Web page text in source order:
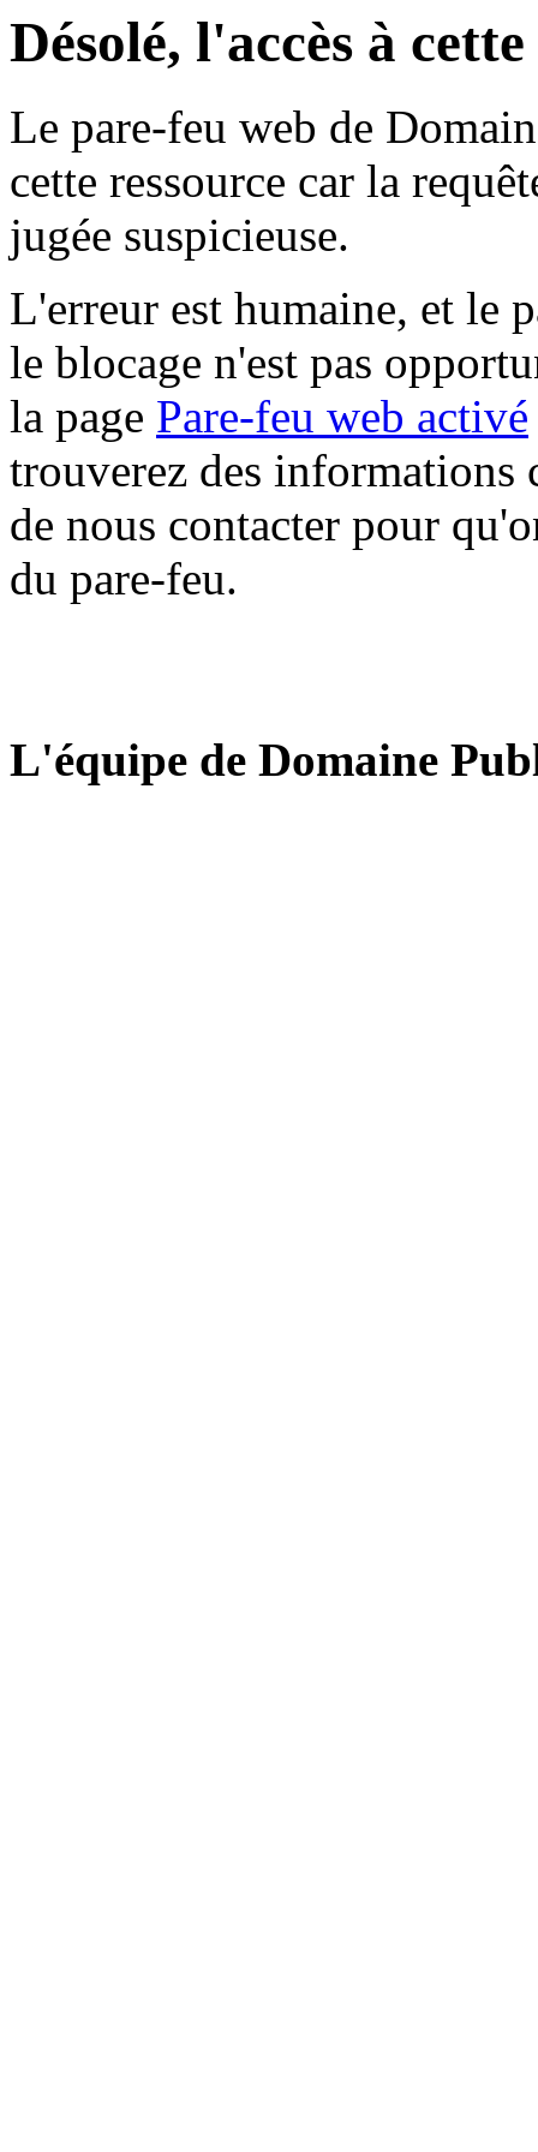
Désolé, l'accès à
Le pare-feu web de
cette ressource car la
jugée suspicieuse.
L'erreur est humaine, et le
le blocage n'est pas
la page Pare-feu web activé
trouverez des informations
de nous contacter pour
du pare-feu.
L'équipe de Domaine